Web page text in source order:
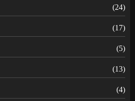
(24)
(17)
(5)
(13)
(4)